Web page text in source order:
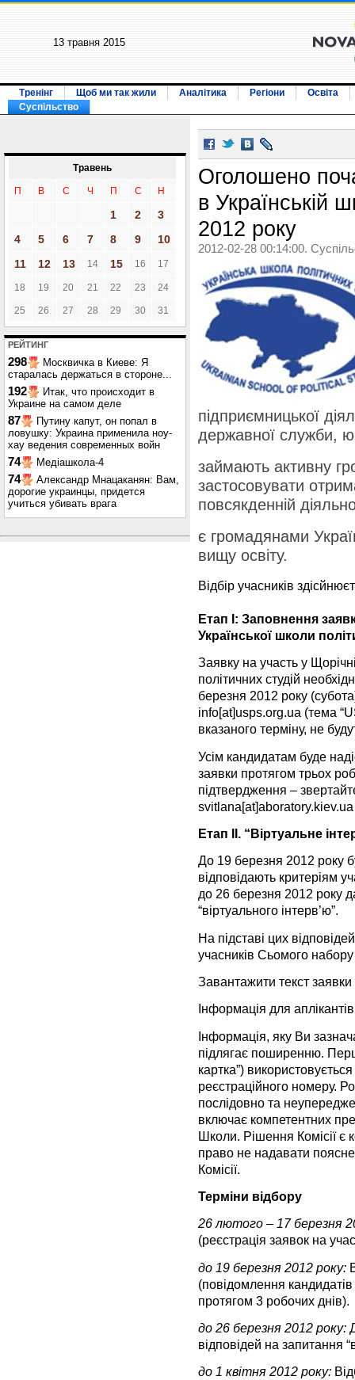
13 травня 2015
Тренінг Щоб ми так жили Аналітика Регіони
Освіта
Суспільство
Травень
П В С Ч П С Н
1 2
3
4
5 6 7 8 9
10
11
12 13 14 15 16 17
18 19 20 21 22 23 24
25 26 27 28 29 30 31
РЕЙТИНГ
298
Москвичка в Киеве: Я
старалась держаться в стороне...
192
Итак, что происходит в
Украине на самом деле
87
Путину капут, он попал в
ловушку: Украина применила ноу-
хау ведения современных войн
74 Медіашкола-4
74
Александр Мнацаканян: Вам,
дорогие украинцы, придется
учиться убивать врага
Оголошено
в Українській
2012 року
2012-02-28 00:14:00.
підприємницької
державної служби,
займають активну
застосовувати
повсякденній
є громадянами
вищу освіту.
Відбір учасників
Етап I: Заповнення
Української школи
Заявку на участь у
політичних студій
березня 2012 року
info[at]usps.org.ua (тема
вказаного терміну, не
Усім кандидатам буде
заявки протягом трьох
підтвердження –
Етап II. “Віртуальне
До 19 березня 2012 року
відповідають критеріям
до 26 березня 2012 року
“віртуального інтерв’ю”.
На підставі цих
учасників Сьомого набору
Завантажити текст заявки
Інформація для
Інформація, яку Ви
підлягає поширенню.
картка”)
реєстраційного номеру.
послідовно та
включає компетентних
Школи. Рішення Комісії
право не надавати
Комісії.
Терміни відбору
26 лютого – 17 березня
(реєстрація заявок на
до 19 березня 2012 року:
(повідомлення
протягом 3 робочих днів).
до 26 березня 2012 року:
відповідей на запитання
до 1 квітня 2012 року: